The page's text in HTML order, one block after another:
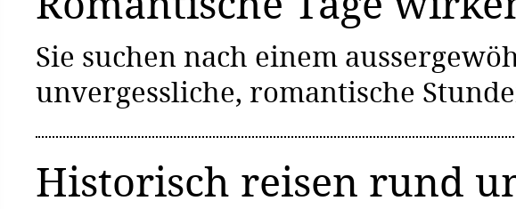
Sie suchen nach einem
unvergessliche, romantische
Historisch reisen rund